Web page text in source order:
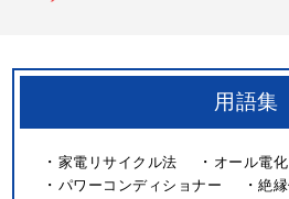
用語集
家電リサイクル法
オール電化
パワーコンディショナー
絶